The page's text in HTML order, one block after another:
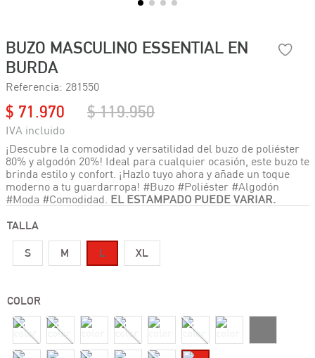
BUZO MASCULINO ESSENTIAL EN
BURDA
Referencia: 281550
$ 71 970 $ 119.950
¡Descubre la comodidad y versatilidad del buzo de poliéster
80% y algodón 20%! Ideal para cualquier ocasión, este buzo te
brinda estilo y confort. ¡Hazlo tuyo ahora y añade un toque
moderno a tu guardarropa! #Buzo #Poliéster #Algodón
#Moda #Comodidad. EL ESTAMPADO PUEDE VARIAR.
TALLA
S M L XL
COLOR